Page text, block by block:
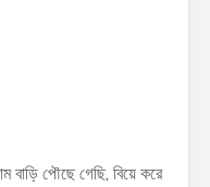
বাড়ি পৌছে গেছি, বিয়ে করে